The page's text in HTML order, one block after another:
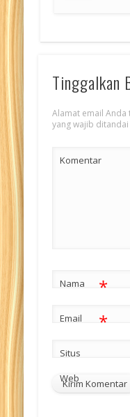
Tinggalkan
Alamat email Anda
yang wajib ditandai
Komentar
Nama *
Email *
Situs
Web